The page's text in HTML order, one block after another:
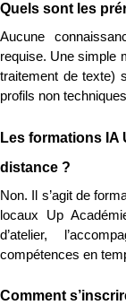
Quels sont les
Aucune
requise. Une simple
traitement de texte)
profils non
Les formations IA
distance ?
Non. Il s’agit de
locaux Up
d’atelier,
compétences en
Comment